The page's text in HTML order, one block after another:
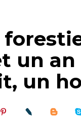
un
un